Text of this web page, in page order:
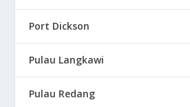
Port Dickson
Pulau Langkawi
Pulau Redang